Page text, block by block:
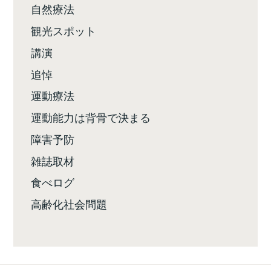
自然療法
観光スポット
講演
追悼
運動療法
運動能力は背骨で決まる
障害予防
雑誌取材
食べログ
高齢化社会問題